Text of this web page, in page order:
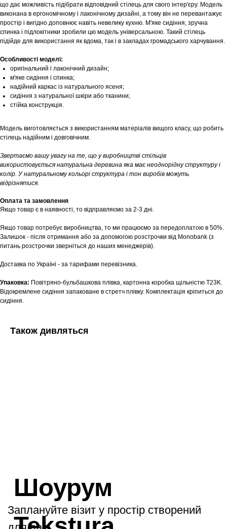
що дає можливість підібрати відповідний стілець для свого інтер'єру. Модель
виконана в ергономічному і лаконічному дизайні, а тому він не перевантажує
простір і вигідно доповнює навіть невелику кухню. М'яке сидіння, зручна
спинка і підлокітники зробили цю модель універсальною. Такий стілець
підійде для використання як вдома, так і в закладах громадського харчування.
Особливості моделі:
оригінальний і лаконічний дизайн;
м'яке сидіння і спинка;
надійний каркас із натурального ясеня;
сидіння з натуральної шкіри або тканини;
стійка конструкція.
Модель виготовляється з використанням матеріалів вищого класу, що робить
стілець надійним і довговічним.
Звертаємо вашу увагу на те, що у виробництві стільців
використовується натуральна деревина яка має неоднорідну структуру і
колір. У натуральному кольорі структура і тон виробів можуть
відрізнятися.
Оплата та замовлення
Якщо товар є в наявності, то відправляємо за 2-3 дні.
Якщо товар потребує виробництва, то ми працюємо за передоплатою в 50%.
Залишок - після отримання або за допомогою розстрочки від Monobank (з
питань розстрочки зверніться до наших менеджерів).
Доставка по Україні - за тарифами перевізника.
Упаковка: Повітряно-бульбашкова плівка, картонна коробка щільністю T23K.
Відокремлене сидіння запаковане в стретч плівку. Комплектація кріпиться до
сидіння.
Також дивляться
Шоурум
Tekstura
Заплануйте візит у простір створений
для вас